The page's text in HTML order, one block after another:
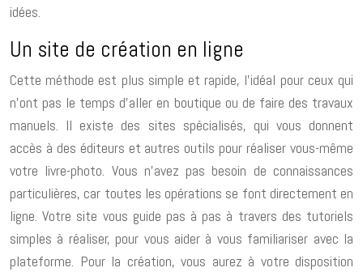
idées.
Un site de création en ligne
Cette méthode est plus simple et rapide, l’idéal pour ceux qui
n’ont pas le temps d’aller en boutique ou de faire des travaux
manuels. Il existe des sites spécialisés, qui vous donnent
accès à des éditeurs et autres outils pour réaliser vous-même
votre livre-photo. Vous n’avez pas besoin de connaissances
particulières, car toutes les opérations se font directement en
ligne. Votre site vous guide pas à pas à travers des tutoriels
simples à réaliser, pour vous aider à vous familiariser avec la
plateforme. Pour la création, vous aurez à votre disposition